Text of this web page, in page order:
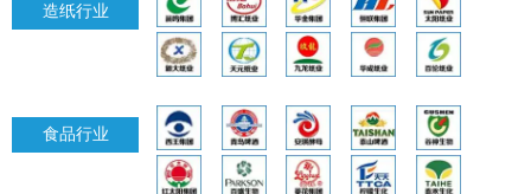
造纸行业
食品行业